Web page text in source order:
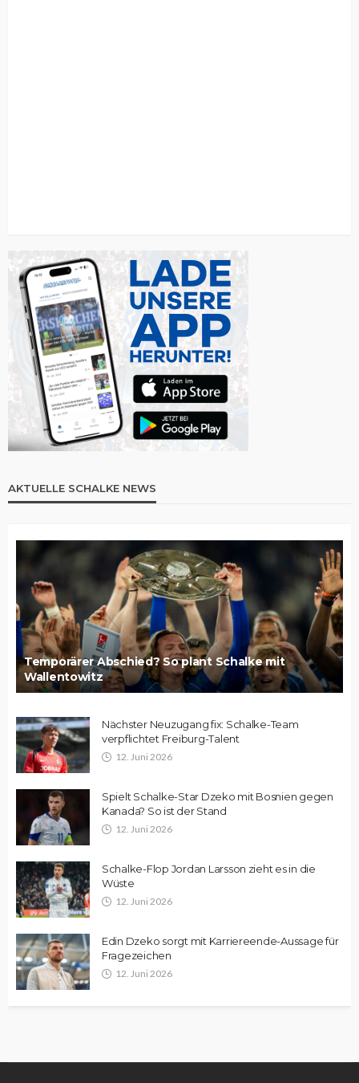
AKTUELLE SCHALKE NEWS
Temporärer Abschied? So plant Schalke mit
Wallentowitz
Nächster Neuzugang fix: Schalke-Team
verpflichtet Freiburg-Talent
12. Juni 2026
Spielt Schalke-Star Dzeko mit Bosnien gegen
Kanada? So ist der Stand
12. Juni 2026
Schalke-Flop Jordan Larsson zieht es in die
Wüste
12. Juni 2026
Edin Dzeko sorgt mit Karriereende-Aussage für
Fragezeichen
12. Juni 2026